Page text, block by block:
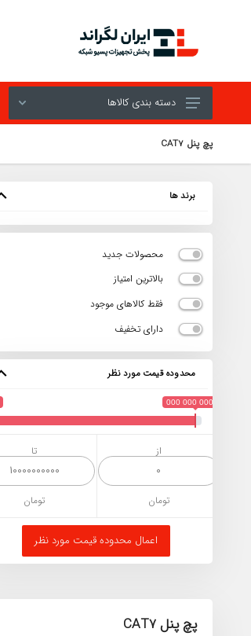
دسته بندی کالاها
پچ پنل CAT7
برند ها
محصولات جدید
بالاترین امتیاز
فقط کالاهای موجود
دارای تخفیف
محدوده قیمت مورد نظر
از
تومان
تا
تومان
اعمال محدوده قیمت مورد نظر
پچ پنل CAT7